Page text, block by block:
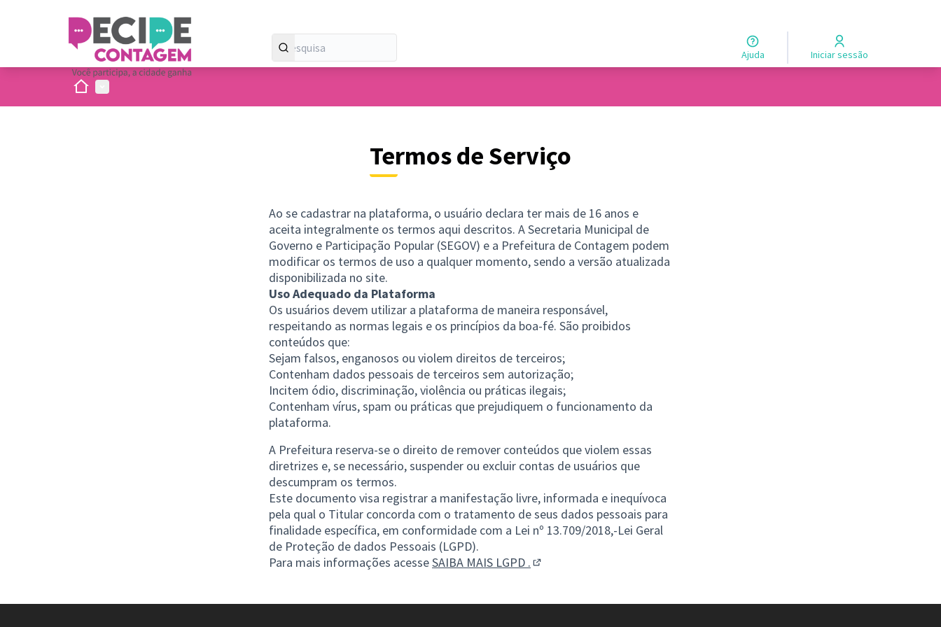
Ajuda Iniciar sessão
InicioMenu principal
Termos de Serviço
Ao se cadastrar na plataforma, o usuário declara ter mais de 16 anos e
aceita integralmente os termos aqui descritos. A Secretaria Municipal de
Governo e Participação Popular (SEGOV) e a Prefeitura de Contagem podem
modificar os termos de uso a qualquer momento, sendo a versão atualizada
disponibilizada no site.
Uso Adequado da Plataforma
Os usuários devem utilizar a plataforma de maneira responsável,
respeitando as normas legais e os princípios da boa-fé. São proibidos
conteúdos que:
Sejam falsos, enganosos ou violem direitos de terceiros;
Contenham dados pessoais de terceiros sem autorização;
Incitem ódio, discriminação, violência ou práticas ilegais;
Contenham vírus, spam ou práticas que prejudiquem o funcionamento da
plataforma.
A Prefeitura reserva-se o direito de remover conteúdos que violem essas
diretrizes e, se necessário, suspender ou excluir contas de usuários que
descumpram os termos.
Este documento visa registrar a manifestação livre, informada e inequívoca
pela qual o Titular concorda com o tratamento de seus dados pessoais para
finalidade específica, em conformidade com a Lei nº 13.709/2018,-Lei Geral
de Proteção de dados Pessoais (LGPD).
Para mais informações acesseSAIBA MAIS LGPD .